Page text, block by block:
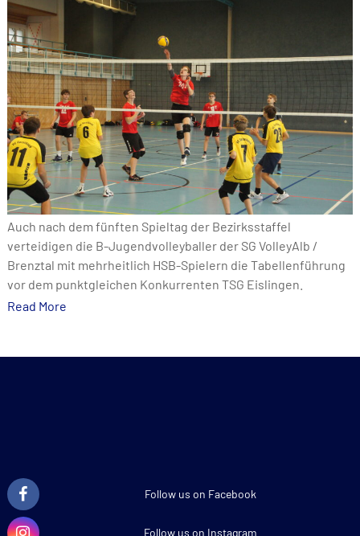
Auch nach dem fünften Spieltag der Bezirksstaffel
verteidigen die B-Jugendvolleyballer der SG VolleyAlb /
Brenztal mit mehrheitlich HSB-Spielern die Tabellenführung
vor dem punktgleichen Konkurrenten TSG Eislingen.
Read More
Follow us on Facebook
Follow us on Instagram